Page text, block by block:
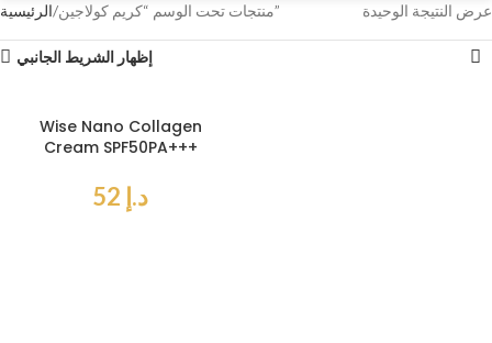
الرئيسية منتجات تحت الوسم “كريم كولاجين” عرض النتيجة الوحيدة
إظهار الشريط الجانبي
Wise Nano Collagen
Cream SPF50PA+++
د.إ